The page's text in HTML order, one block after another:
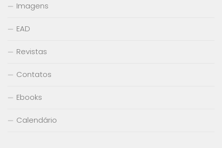
Imagens
EAD
Revistas
Contatos
Ebooks
Calendário